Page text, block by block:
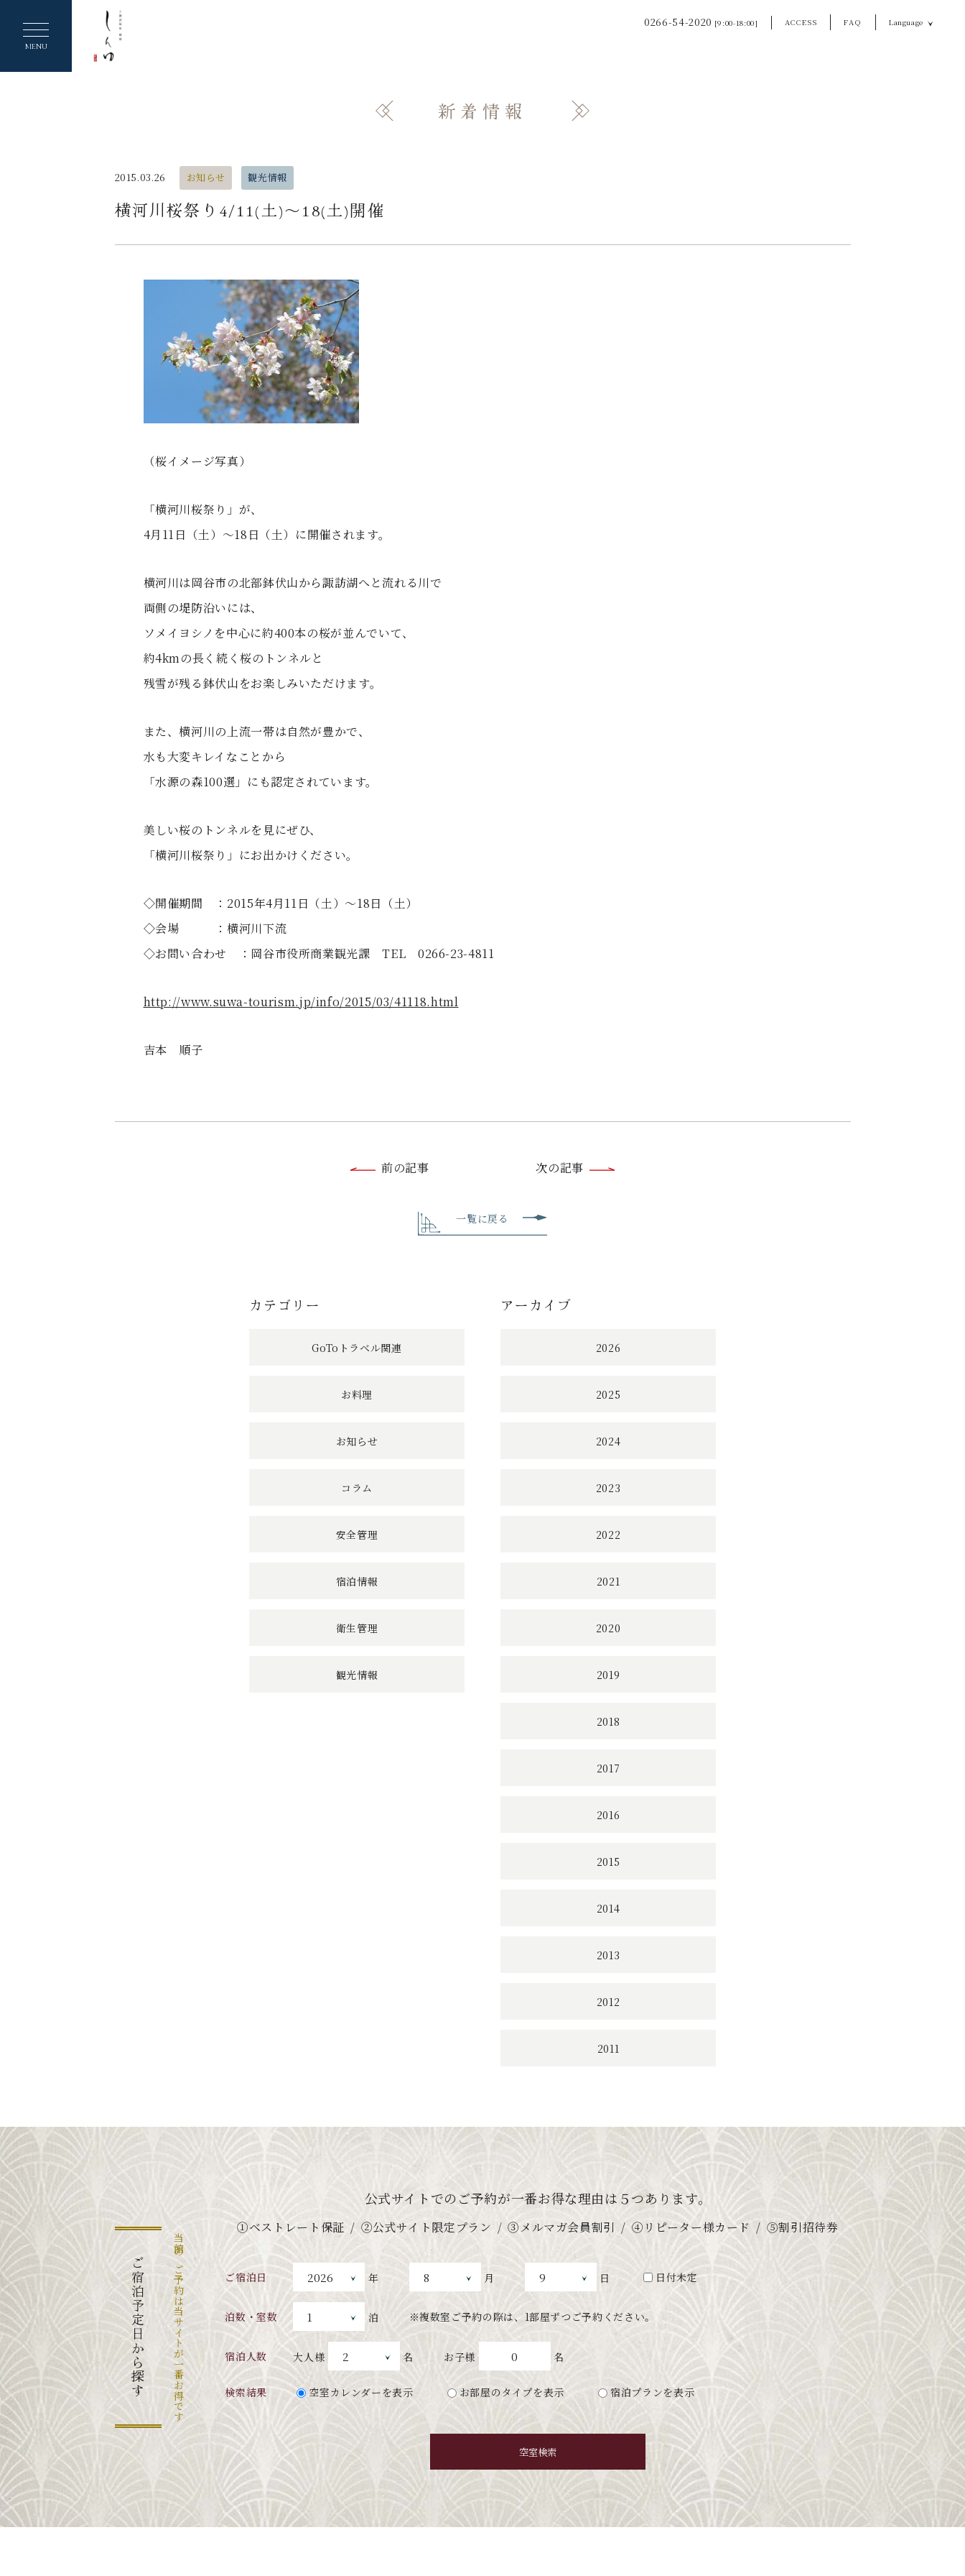
MENU
0266-54-2020 [9:00-18:00] ACCESS FAQ Language
新着情報
横河川桜祭り4/11(土)～18(土)開催
2015.03.26 お知らせ 観光情報
（桜イメージ写真）
「横河川桜祭り」が、
4月11日（土）～18日（土）に開催されます。
横河川は岡谷市の北部鉢伏山から諏訪湖へと流れる川で
両側の堤防沿いには、
ソメイヨシノを中心に約400本の桜が並んでいて、
約4kmの長く続く桜のトンネルと
残雪が残る鉢伏山をお楽しみいただけます。
また、横河川の上流一帯は自然が豊かで、
水も大変キレイなことから
「水源の森100選」にも認定されています。
美しい桜のトンネルを見にぜひ、
「横河川桜祭り」にお出かけください。
◇開催期間 ：2015年4月11日（土）～18日（土）
◇会場 ：横河川下流
◇お問い合わせ ：岡谷市役所商業観光課 TEL 0266-23-4811
http://www.suwa-tourism.jp/info/2015/03/41118.html
吉本 順子
の
ン
ク
前の記事 次の記事
一覧に戻る
カテゴリー
GoToトラベル関連
お料理
お知らせ
コラム
安全管理
宿泊情報
衛生管理
観光情報
アーカイブ
2026
2025
2024
2023
2022
2021
2020
2019
2018
2017
2016
2015
2014
2013
2012
2011
ご宿泊予定日から探す当館のご予約は当サイトが一番お得です
公式サイトでのご予約が一番お得な理由は５つあります。
①ベストレート保証 ②公式サイト限定プラン ③メルマガ会員割引 ④リピーター様カード ⑤割引招待券
ご宿泊日 年 月 日 日付未定
泊数・室数 泊 ※複数室ご予約の際は、 1部屋ずつご予約ください。
宿泊人数 大人様 名 お子様 0 名
検索結果 空室カレンダーを表示 お部屋のタイプを表示 宿泊プランを表示
空室検索